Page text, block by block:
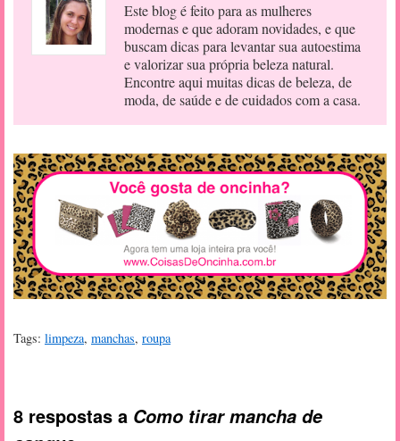
Este blog é feito para as mulheres
modernas e que adoram novidades, e que
buscam dicas para levantar sua autoestima
e valorizar sua própria beleza natural.
Encontre aqui muitas dicas de beleza, de
moda, de saúde e de cuidados com a casa.
Tags: limpeza, manchas, roupa
8 respostas a Como tirar mancha de